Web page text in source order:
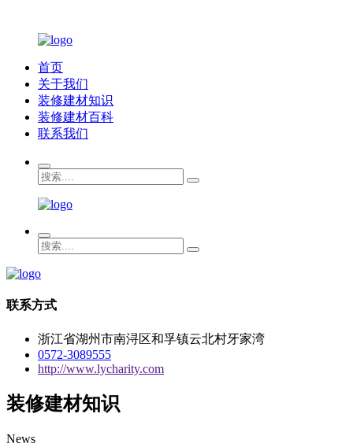
首页
关于我们
装修建材知识
装修建材百科
联系我们
联系方式
浙江省湖州市南浔区和孚镇云北村牙家湾
0572-3089555
http://www.lycharity.com
装修建材知识
News